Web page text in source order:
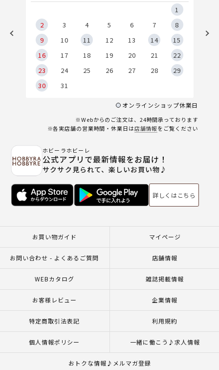
1
2
3 4 5 6 7
8
9
10 11 12 13 14
15
16
17 18 19 20 21
22
23
24 25 26 27 28
29
30
31
オンラインショップ休業日
※Webからのご注文は、24時間承っております
※各実店舗の営業時間・休業日は店舗情報をご覧ください
ホビーラホビーレ
公式アプリで最新情報をお届け！
サクサク見られて、楽しいお買い物♪
詳しくはこちら
お買い物ガイド マイページ
お問い合わせ - よくあるご質問 店舗情報
WEBカタログ 雑誌掲載情報
お客様レビュー 企業情報
特定商取引法表記 利用規約
個人情報ポリシー 一緒に働こう♪求人情報
おトクな情報♪メルマガ登録